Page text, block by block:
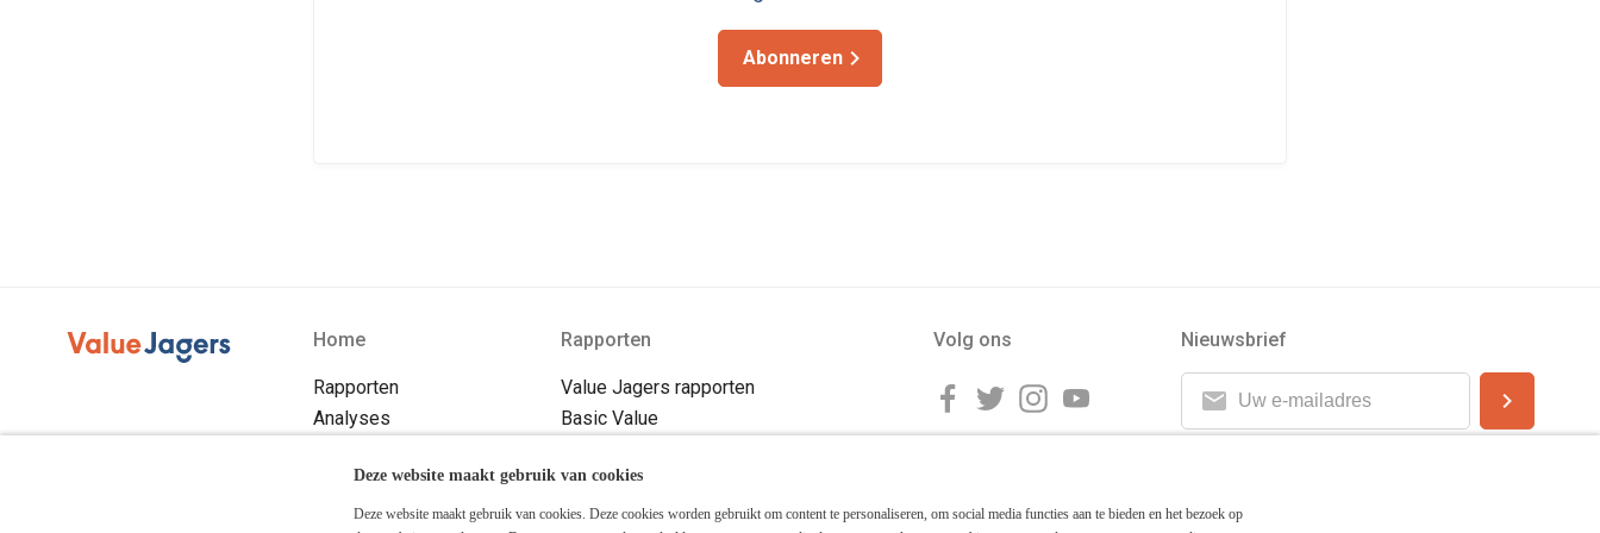
Abonneren
Home
Rapporten
Analyses
Over ons
Abonneren
Rapporten
Value Jagers rapporten
Basic Value
Value Trends
Value for Life
Volg ons Nieuwsbrief
Deze website maakt gebruik van cookies
Deze website maakt gebruik van cookies. Deze cookies worden gebruikt om content te personaliseren, om social media functies aan te bieden en het bezoek op